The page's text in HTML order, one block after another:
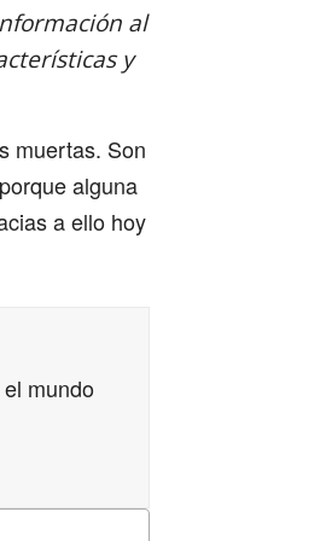
al
y
muertas. Son
alguna
a ello hoy
mundo